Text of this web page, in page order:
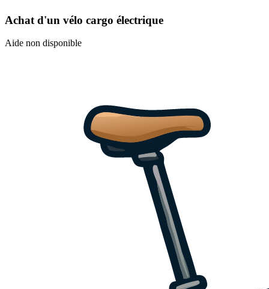
Achat d'un vélo cargo électrique
Aide non disponible